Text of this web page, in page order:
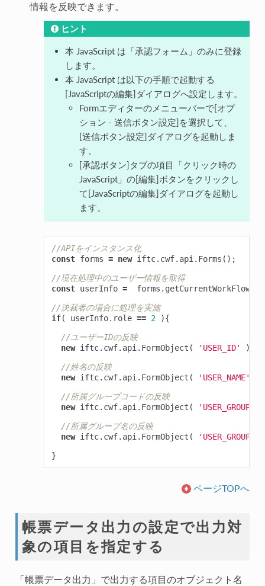
情報を反映できます。
ヒント
本 JavaScript は「承認フォーム」のみに登録
します。
本 JavaScript は以下の手順で起動する
[JavaScriptの編集]ダイアログへ設定します。
Formエディターのメニューバーで[オプ
ション - 送信ボタン設定]を選択して、
[送信ボタン設定]ダイアログを起動しま
す。
[承認ボタン]タブの項目「クリック時の
JavaScript」の[編集]ボタンをクリックし
て[JavaScriptの編集]ダイアログを起動し
ます。
//APIをインスタンス化
const forms = new iftc. cwf. api . Forms ();
//現在処理中のユーザー情報を取得
const userInfo = forms .
//決裁者の場合に処理を実施
if( userInfo. role == 2
){
//ユーザーIDの反映
new iftc. cwf. api . FormObject ( 'USER_ID' ).
//姓名の反映
new iftc. cwf. api . FormObject ( 'USER_NAME'
//所属グループコードの反映
new iftc. cwf. api . FormObject (
//所属グループ名の反映
new iftc. cwf. api . FormObject (
}
ページTOPへ
帳票データ出力の設定で出力対
象の項目を指定する
「帳票データ出力」で出力する項目のオブジェクト名